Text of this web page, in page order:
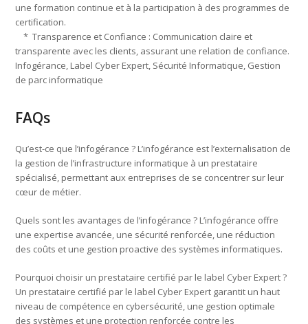
une formation continue et à la participation à des programmes de
certification.
* Transparence et Confiance : Communication claire et
transparente avec les clients, assurant une relation de confiance.
Infogérance, Label Cyber Expert, Sécurité Informatique, Gestion
de parc informatique
FAQs
Qu’est-ce que l’infogérance ? L’infogérance est l’externalisation de
la gestion de l’infrastructure informatique à un prestataire
spécialisé, permettant aux entreprises de se concentrer sur leur
cœur de métier.
Quels sont les avantages de l’infogérance ? L’infogérance offre
une expertise avancée, une sécurité renforcée, une réduction
des coûts et une gestion proactive des systèmes informatiques.
Pourquoi choisir un prestataire certifié par le label Cyber Expert ?
Un prestataire certifié par le label Cyber Expert garantit un haut
niveau de compétence en cybersécurité, une gestion optimale
des systèmes et une protection renforcée contre les